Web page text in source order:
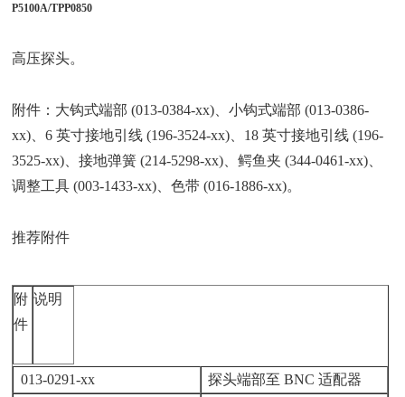
P5100A/TPP0850
高压探头。
附件：大钩式端部 (013-0384-xx)、小钩式端部 (013-0386-
xx)、6 英寸接地引线 (196-3524-xx)、18 英寸接地引线 (196-
3525-xx)、接地弹簧 (214-5298-xx)、鳄鱼夹 (344-0461-xx)、
调整工具 (003-1433-xx)、色带 (016-1886-xx)。
推荐附件
附
件
说明
013-0291-xx
探头端部至 BNC 适配器